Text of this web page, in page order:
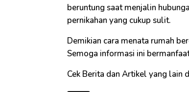
beruntung saat menjalin
pernikahan yang cukup sulit.
Demikian cara menata rumah
Semoga informasi ini
Cek Berita dan Artikel yang lain